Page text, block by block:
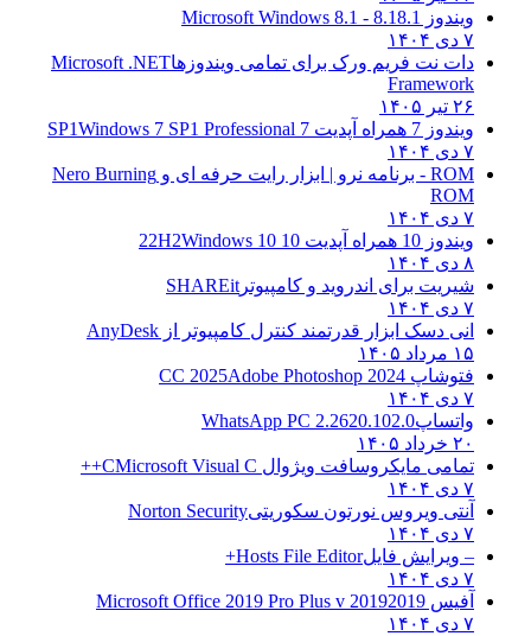
ویندوز 8.1
8.1 - Microsoft Windows 8.1
۷ دی ۱۴۰۴
دات نت فریم ورک برای تمامی ویندوزهاMicrosoft .NET
Framework
۲۶ تیر ۱۴۰۵
ویندوز 7 همراه آپدیت 7 SP1
Windows 7 SP1 Professional
۷ دی ۱۴۰۴
ROM - برنامه نرو | ابزار رایت حرفه ای و
Nero Burning
ROM
۷ دی ۱۴۰۴
ویندوز 10 همراه آپدیت 10 22H2
Windows 10
۸ دی ۱۴۰۴
شیریت برای اندروید و کامپیوتر SHAREit
۷ دی ۱۴۰۴
انی دسک ابزار قدرتمند کنترل کامپیوتر از AnyDesk
۱۵ مرداد ۱۴۰۵
فتوشاپ CC 2025 Adobe Photoshop 2024
۷ دی ۱۴۰۴
واتساپWhatsApp PC 2.2620.102.0
۲۰ خرداد ۱۴۰۵
تمامی مایکروسافت ویژوال C Microsoft Visual C++
۷ دی ۱۴۰۴
آنتی ویروس نورتون سکوریتیNorton Security
۷ دی ۱۴۰۴
– ویرایش فایلHosts File Editor+
۷ دی ۱۴۰۴
آفیس 2019 2019 Microsoft Office 2019 Pro Plus v
۷ دی ۱۴۰۴